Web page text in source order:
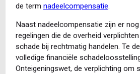
de term nadeelcompensatie.
Naast nadeelcompensatie zijn er
regelingen die de overheid
schade bij rechtmatig handelen. Te
volledige financiële
Onteigeningswet, de verplichting om